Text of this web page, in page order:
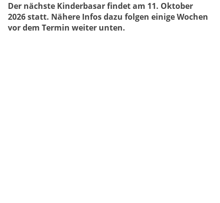
Der nächste Kinderbasar findet am 11. Oktober
2026 statt. Nähere Infos dazu folgen einige Wochen
vor dem Termin weiter unten.